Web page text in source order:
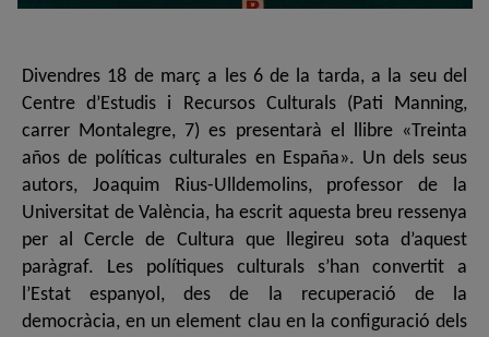
Divendres 18 de març a les 6 de la tarda, a la seu del
Centre d’Estudis i Recursos Culturals (Pati Manning,
carrer Montalegre, 7) es presentarà el llibre «Treinta
años de políticas culturales en España». Un dels seus
autors, Joaquim Rius-Ulldemolins, professor de la
Universitat de València, ha escrit aquesta breu ressenya
per al Cercle de Cultura que llegireu sota d’aquest
paràgraf. Les polítiques culturals s’han convertit a
l’Estat espanyol, des de la recuperació de la
democràcia, en un element clau en la configuració dels